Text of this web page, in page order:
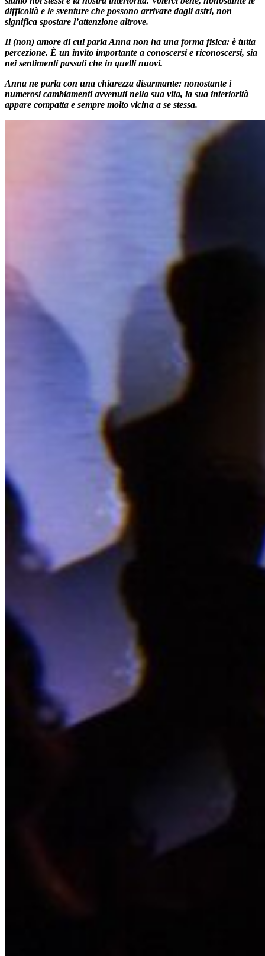
difficoltà e le sventure che possono arrivare dagli astri, non
significa spostare l’attenzione altrove.
Il (non) amore di cui parla Anna non ha una forma fisica: è tutta
percezione. È un invito importante a conoscersi e riconoscersi, sia
nei sentimenti passati che in quelli nuovi.
Anna ne parla con una chiarezza disarmante: nonostante i
numerosi cambiamenti avvenuti nella sua vita, la sua interiorità
appare compatta e sempre molto vicina a se stessa.